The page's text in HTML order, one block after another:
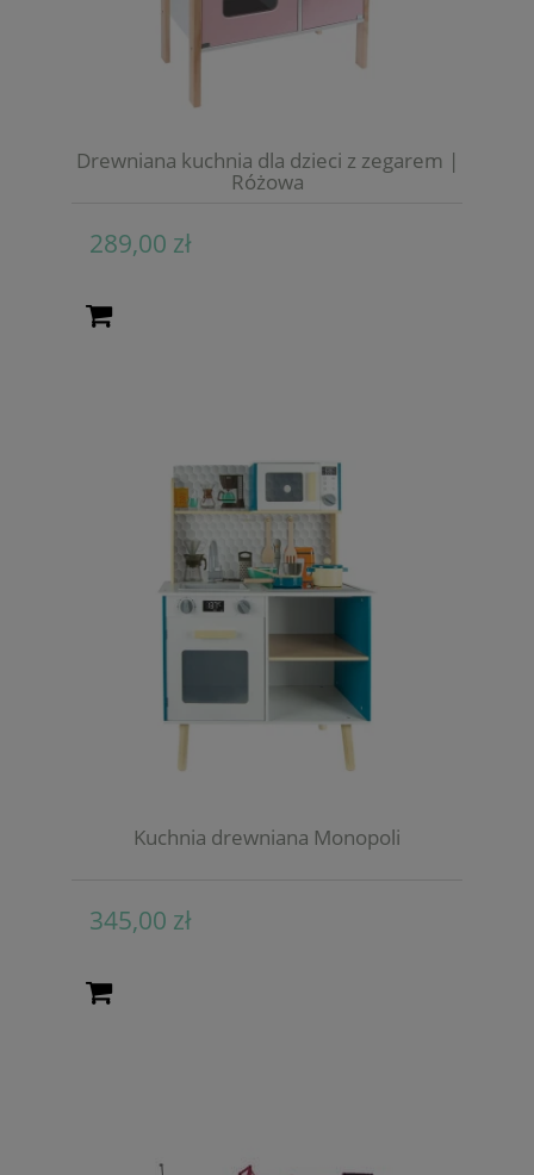
Drewniana kuchnia dla dzieci z zegarem |
Różowa
289,00 zł
Kuchnia drewniana Monopoli
345,00 zł